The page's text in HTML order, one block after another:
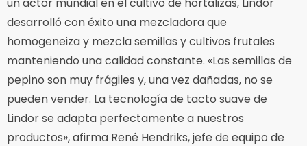
desarrolló con éxito una mezcladora que
homogeneiza y mezcla semillas y cultivos frutales
manteniendo una calidad constante. «Las semillas de
pepino son muy frágiles y, una vez dañadas, no se
pueden vender. La tecnología de tacto suave de
Lindor se adapta perfectamente a nuestros
productos», afirma René Hendriks, jefe de equipo de